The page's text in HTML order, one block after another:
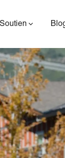
Soutien
ES410